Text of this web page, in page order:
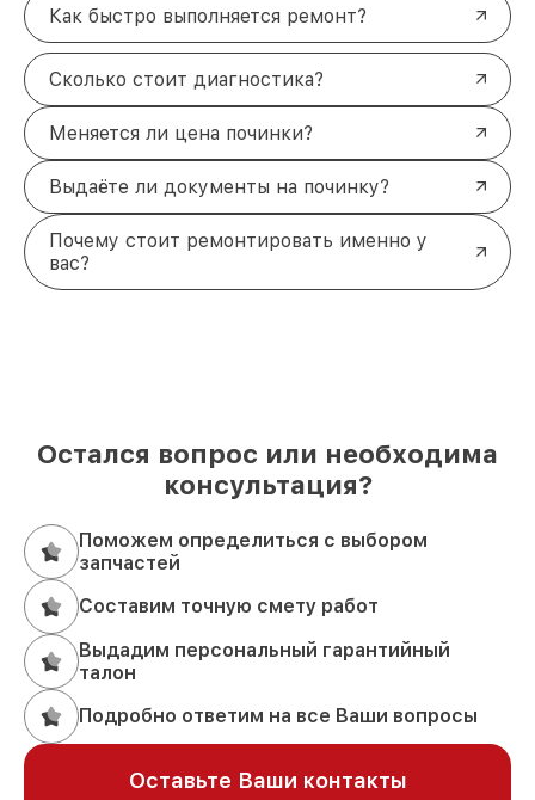
Как быстро выполняется ремонт?
Сколько стоит диагностика?
Меняется ли цена починки?
Выдаёте ли документы на починку?
Почему стоит ремонтировать именно у
вас?
Остался вопрос или необходима
консультация?
Поможем определиться с выбором
запчастей
Составим точную смету работ
Выдадим персональный гарантийный
талон
Подробно ответим на все Ваши вопросы
Оставьте Ваши контакты